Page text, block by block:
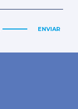
ENVIAR